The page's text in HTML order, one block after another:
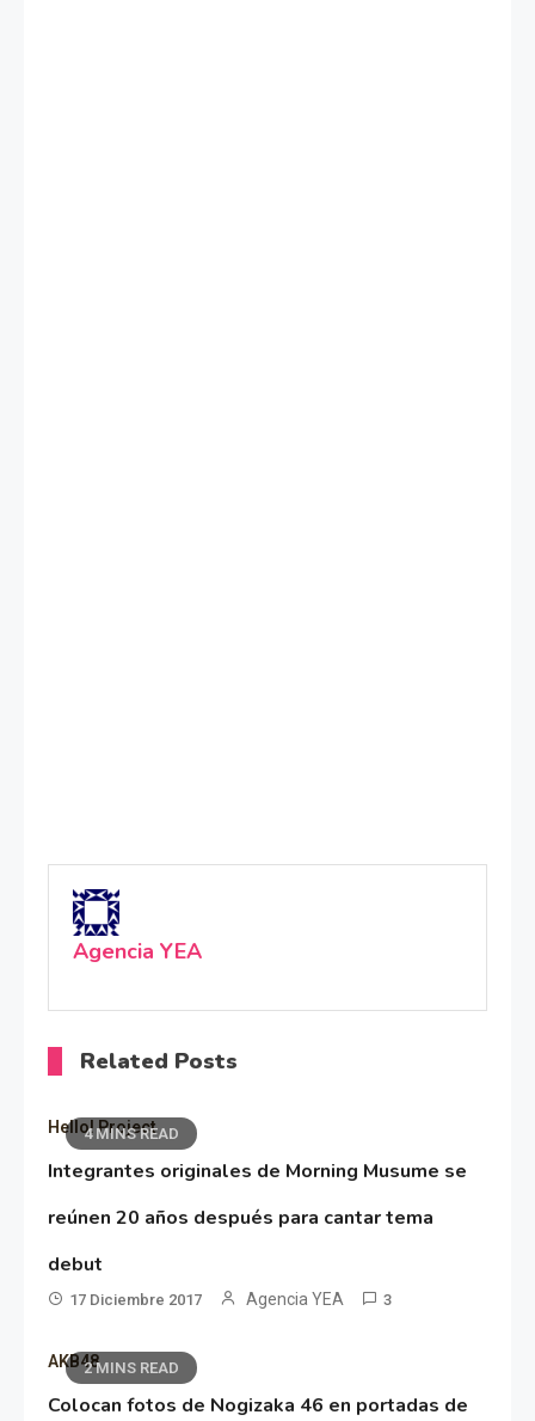
Agencia YEA
Related Posts
4 MINS READ
Hello! Project
Integrantes originales de Morning Musume se
reúnen 20 años después para cantar tema
debut
17 Diciembre 2017 Agencia YEA 3
2 MINS READ
AKB48
Colocan fotos de Nogizaka 46 en portadas de